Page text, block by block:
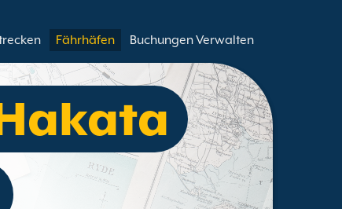
Fährhäfen Buchungen Verwalten